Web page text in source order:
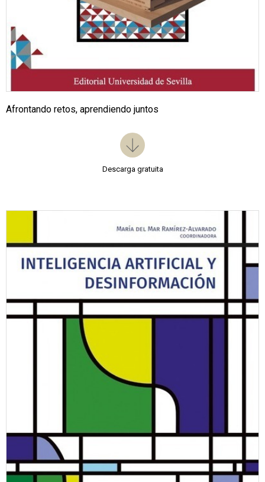
Afrontando retos, aprendiendo juntos
Descarga gratuita